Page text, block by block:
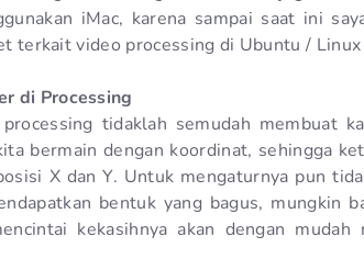
iMac, karena sampai saat ini
terkait video processing di Ubuntu / Linux
di Processing
tidaklah semudah membuat
bermain dengan koordinat, sehingga
X dan Y. Untuk mengaturnya pun
bentuk yang bagus, mungkin
kekasihnya akan dengan mudah